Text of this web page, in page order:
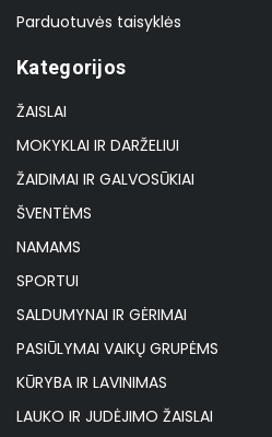
Parduotuvės taisyklės
Kategorijos
ŽAISLAI
MOKYKLAI IR DARŽELIUI
ŽAIDIMAI IR GALVOSŪKIAI
ŠVENTĖMS
NAMAMS
SPORTUI
SALDUMYNAI IR GĖRIMAI
PASIŪLYMAI VAIKŲ GRUPĖMS
KŪRYBA IR LAVINIMAS
LAUKO IR JUDĖJIMO ŽAISLAI